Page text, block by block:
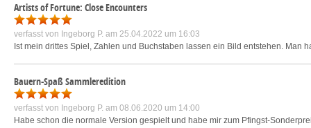
Artists of Fortune: Close Encounters
verfasst von Ingeborg P. am 25.04.2022 um 16:03
Ist mein drittes Spiel, Zahlen und Buchstaben lassen ein Bild entstehen. Man
Bauern-Spaß Sammleredition
verfasst von Ingeborg P. am 08.06.2020 um 14:00
Habe schon die normale Version gespielt und habe mir zum Pfingst-